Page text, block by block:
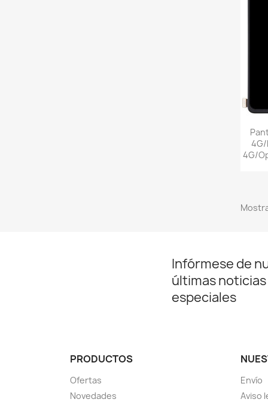
4G/
4G/
Infórmese de
últimas
especiales
PRODUCTOS
Ofertas
Novedades
Envío
Aviso